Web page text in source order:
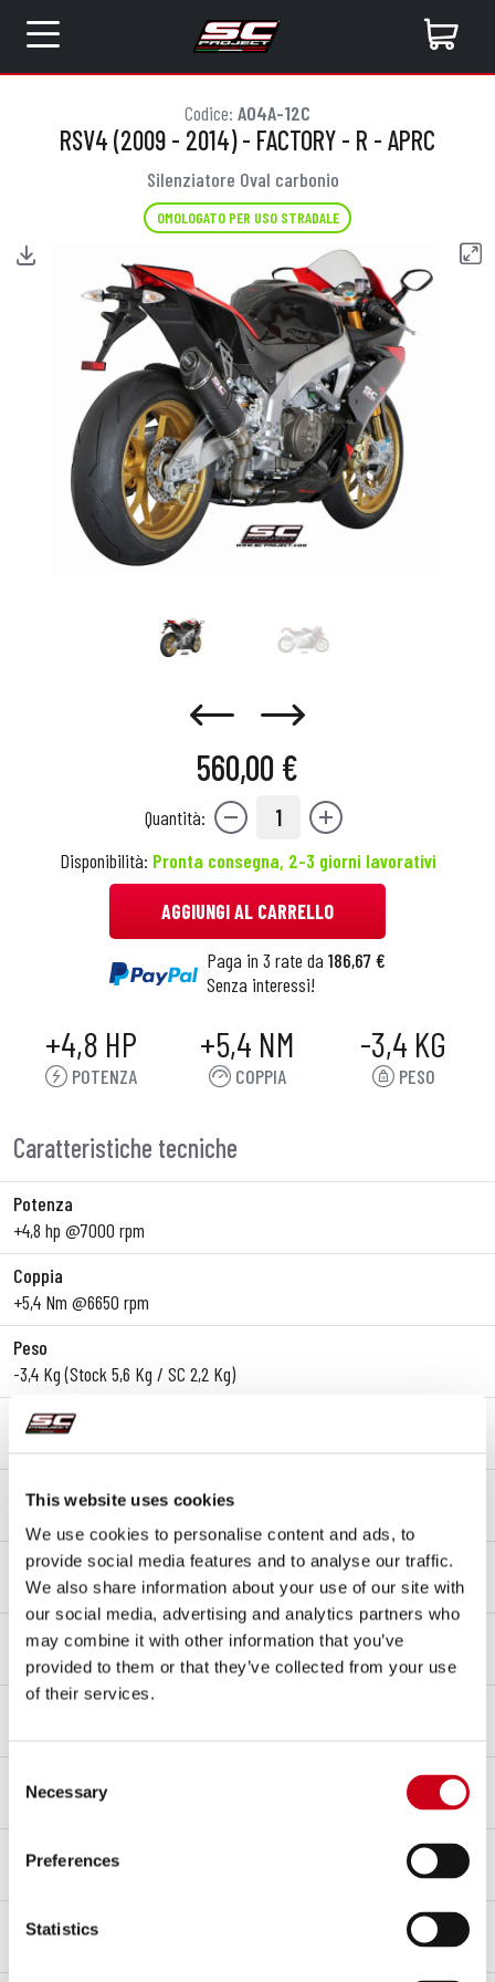
This website uses cookies
We use cookies to personalise content and ads, to
provide social media features and to analyse our traffic.
We also share information about your use of our site with
our social media, advertising and analytics partners who
may combine it with other information that you’ve
provided to them or that they’ve collected from your use
of their services.
Selection
Necessary
Preferences
Statistics
Codice: A04A-12C
RSV4 (2009 - 2014) - FACTORY - R - APRC
Silenziatore Oval carbonio
OMOLOGATO PER USO STRADALE
560,00 €
Quantità: 1
Disponibilità: Pronta consegna, 2-3 giorni lavorativi
AGGIUNGI AL CARRELLO
Paga in 3 rate da 186,67 €
Senza interessi!
+4,8 HP
POTENZA
+5,4 NM
COPPIA
-3,4 KG
PESO
Caratteristiche tecniche
Potenza
+4,8 hp @7000 rpm
Coppia
+5,4 Nm @6650 rpm
Peso
-3,4 Kg (Stock 5,6 Kg / SC 2,2 Kg)
Linea
Materiale corpo
Materiale fondello
Fibra di carbonio
Materiale raccordo
Acciaio inox AISI 304
Tipo di fissaggio
Omologazione – EC / ECE
Certificato d'omologazione